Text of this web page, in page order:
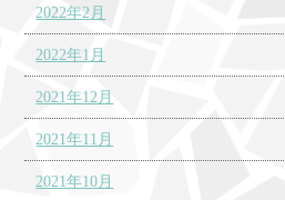
2022年2月
2022年1月
2021年12月
2021年11月
2021年10月